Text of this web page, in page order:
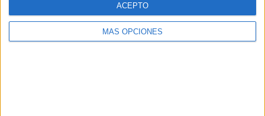
MÁS OPCIONES
ACEPTO